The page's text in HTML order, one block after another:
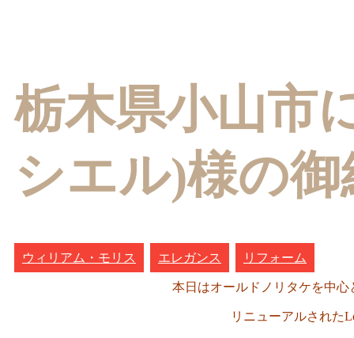
栃木県小山市
シエル)様の御
ウィリアム・モリス エレガンス リフォーム
本日はオールドノリタケを中
リニューアルされた